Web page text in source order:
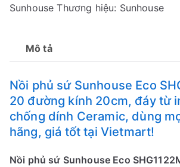
Eco
(20cm)
số
lượng
Sunhouse Thương hiệu: Sunhouse
Mô tả
Nồi phủ sứ Sunhouse Eco
20 đường kính 20cm, đáy từ
chống dính Ceramic, dùng
hãng, giá tốt tại Vietmart!
Nồi phủ sứ Sunhouse Eco